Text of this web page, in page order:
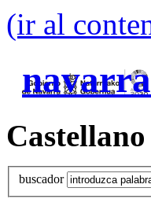
(ir al
Castellano
buscador